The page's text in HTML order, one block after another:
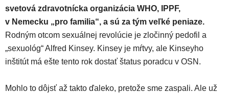
svetová zdravotnícka organizácia WHO, IPPF,
v Nemecku „pro familia“, a sú za tým veľké peniaze.
Rodným otcom sexuálnej revolúcie je zločinný pedofil a
„sexuológ“ Alfred Kinsey. Kinsey je mŕtvy, ale Kinseyho
inštitút má ešte tento rok dostať štatus poradcu v OSN.
Mohlo to dôjsť až takto ďaleko, pretože sme zaspali. Ale už